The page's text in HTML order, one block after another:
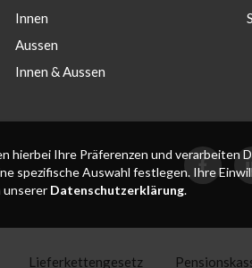
Innen
Aussen
Innen & Aussen
Lieferkettengesetz
hierbei Ihre Präferenzen und verarbeiten
spezifische Auswahl festlegen. Ihre
unserer Datenschutzerklärung.